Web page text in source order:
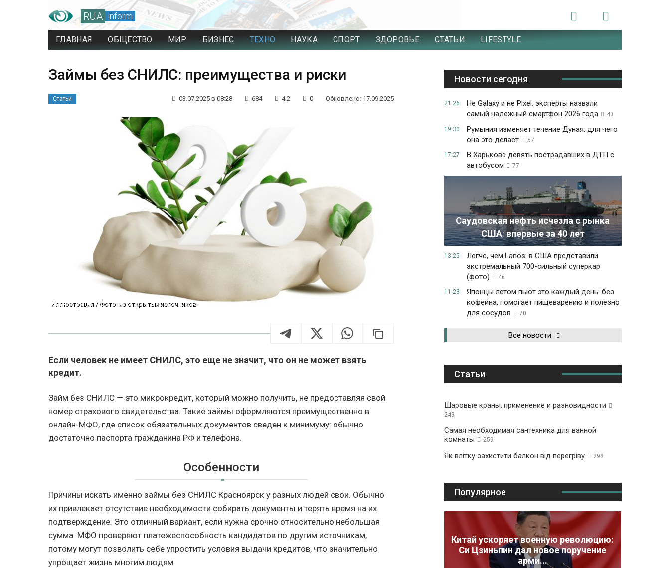
RUA inform
ГЛАВНАЯ ОБЩЕСТВО МИР БИЗНЕС ТЕХНО НАУКА СПОРТ ЗДОРОВЬЕ СТАТЬИ LIFESTYLE
Займы без СНИЛС: преимущества и риски
Статьи 03.07.2025 в 08:28 684 4.2 0 Обновлено: 17.09.2025
Иллюстрация / Фото: из открытых источников
Если человек не имеет СНИЛС, это еще не значит, что он не может взять
кредит.
Займ без СНИЛС — это микрокредит, который можно получить, не предоставляя свой
номер страхового свидетельства. Такие займы оформляются преимущественно в
онлайн-МФО, где список обязательных документов сведен к минимуму: обычно
достаточно паспорта гражданина РФ и телефона.
Особенности
Причины искать именно займы без СНИЛС Красноярск у разных людей свои. Обычно
их привлекает отсутствие необходимости собирать документы и терять время на их
подтверждение. Это отличный вариант, если нужна срочно относительно небольшая
сумма. МФО проверяют платежеспособность кандидатов по другим источникам,
потому могут позволить себе упростить условия выдачи кредитов, что значительно
упрощает жизнь многим людям.
Новости сегодня
21:26
Не Galaxy и не Pixel: эксперты назвали
самый надежный смартфон 2026 года
43
19:30
Румыния изменяет течение Дуная: для чего
она это делает
57
17:27
В Харькове девять пострадавших в ДТП с
автобусом
77
Саудовская нефть исчезла с рынка
США: впервые за 40 лет
13:25
Легче, чем Lanos: в США представили
экстремальный 700-сильный суперкар
(фото)
46
11:23
Японцы летом пьют это каждый день: без
кофеина, помогает пищеварению и полезно
для сосудов
70
Все новости
Статьи
Шаровые краны: применение и разновидности
249
Самая необходимая сантехника для ванной
комнаты
259
Як влітку захистити балкон від перегріву 298
Популярное
Китай ускоряет военную революцию:
Си Цзиньпин дал новое поручение
арми...